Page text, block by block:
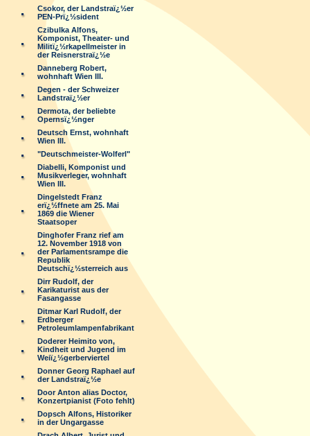
Csokor, der Landstraï¿½er
PEN-Prï¿½sident
Czibulka Alfons,
Komponist, Theater- und
Militï¿½rkapellmeister in
der Reisnerstraï¿½e
Danneberg Robert,
wohnhaft Wien III.
Degen - der Schweizer
Landstraï¿½er
Dermota, der beliebte
Opernsï¿½nger
Deutsch Ernst, wohnhaft
Wien III.
"Deutschmeister-Wolferl"
Diabelli, Komponist und
Musikverleger, wohnhaft
Wien III.
Dingelstedt Franz
erï¿½ffnete am 25. Mai
1869 die Wiener
Staatsoper
Dinghofer Franz rief am
12. November 1918 von
der Parlamentsrampe die
Republik
Deutschï¿½sterreich aus
Dirr Rudolf, der
Karikaturist aus der
Fasangasse
Ditmar Karl Rudolf, der
Erdberger
Petroleumlampenfabrikant
Doderer Heimito von,
Kindheit und Jugend im
Weiï¿½gerberviertel
Donner Georg Raphael auf
der Landstraï¿½e
Door Anton alias Doctor,
Konzertpianist (Foto fehlt)
Dopsch Alfons, Historiker
in der Ungargasse